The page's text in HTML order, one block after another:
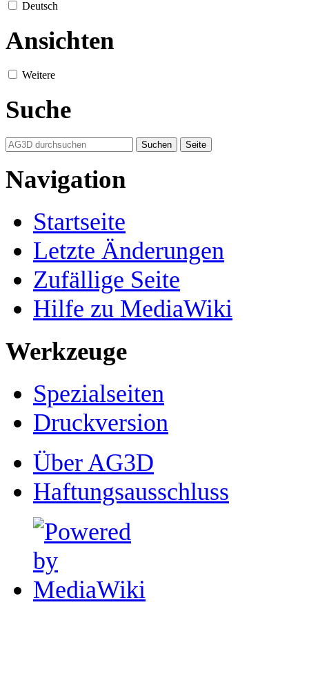
Deutsch
Ansichten
Weitere
Suche
Navigation
Startseite
Letzte Änderungen
Zufällige Seite
Hilfe zu MediaWiki
Werkzeuge
Spezialseiten
Druckversion
Über AG3D
Haftungsausschluss